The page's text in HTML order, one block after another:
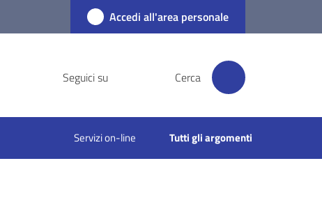
Accedi all'area personale
Seguici su Cerca
Servizi on-line Tutti gli argomenti